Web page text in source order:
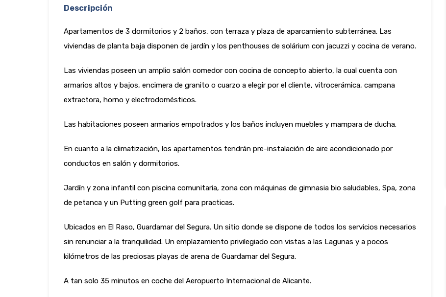
Descripción
Apartamentos de 3 dormitorios y 2 baños, con terraza y plaza de aparcamiento subterránea. Las
viviendas de planta baja disponen de jardín y los penthouses de solárium con jacuzzi y cocina de verano.
Las viviendas poseen un amplio salón comedor con cocina de concepto abierto, la cual cuenta con
armarios altos y bajos, encimera de granito o cuarzo a elegir por el cliente, vitrocerámica, campana
extractora, horno y electrodomésticos.
Las habitaciones poseen armarios empotrados y los baños incluyen muebles y mampara de ducha.
En cuanto a la climatización, los apartamentos tendrán pre-instalación de aire acondicionado por
conductos en salón y dormitorios.
Jardín y zona infantil con piscina comunitaria, zona con máquinas de gimnasia bio saludables, Spa, zona
de petanca y un Putting green golf para practicas.
Ubicados en El Raso, Guardamar del Segura. Un sitio donde se dispone de todos los servicios necesarios
sin renunciar a la tranquilidad. Un emplazamiento privilegiado con vistas a las Lagunas y a pocos
kilómetros de las preciosas playas de arena de Guardamar del Segura.
A tan solo 35 minutos en coche del Aeropuerto Internacional de Alicante.